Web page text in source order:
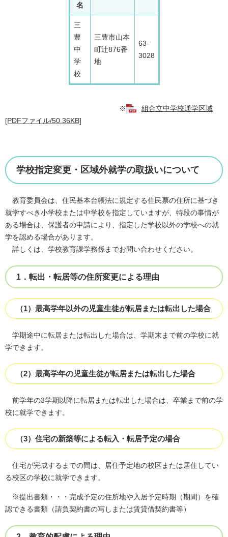
名
三
豊
中
学
校
三豊市山本
町辻876番
地
63-
3028
※
組合立中学校通学区域
[PDFファイル/50.36KB]
学校指定変更・区域外就学の取扱いについて
教育委員会は、住民基本台帳法に規定する住民票の住所に基づき
就学すべき小学校または中学校を指定していますが、特段の事情が
ある場合は、保護者の申請により、指定した学校以外の学校への就
学を認める場合があります。
詳しくは、学校教育課学務係までお問い合わせください。
1．転出・転居等の住所変更による理由
（1）最高学年以外の児童生徒が転居または転出した場合
学期途中に転居または転出した場合は、学期末まで前の学校に就
学できます。
（2）最高学年の児童生徒が転居または転出した場合
前学年の3学期以降に転居または転出した場合は、卒業まで前の学
校に就学できます。
（3）住宅の新築等による転入・転居予定の場合
住宅が完成するまでの間は、居住予定地の校区または居住してい
る校区の学校に就学できます。
※提出書類・・・完成予定の住所地や入居予定時期（期間）を確
認できる書類（請負契約書の写しまたは賃貸借契約書等）